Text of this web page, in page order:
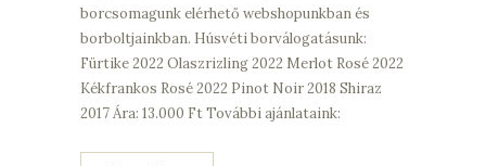
borcsomagunk elérhető webshopunkban és
borboltjainkban. Húsvéti borválogatásunk:
Fürtike 2022 Olaszrizling 2022 Merlot Rosé 2022
Kékfrankos Rosé 2022 Pinot Noir 2018 Shiraz
2017 Ára: 13.000 Ft További ajánlataink: